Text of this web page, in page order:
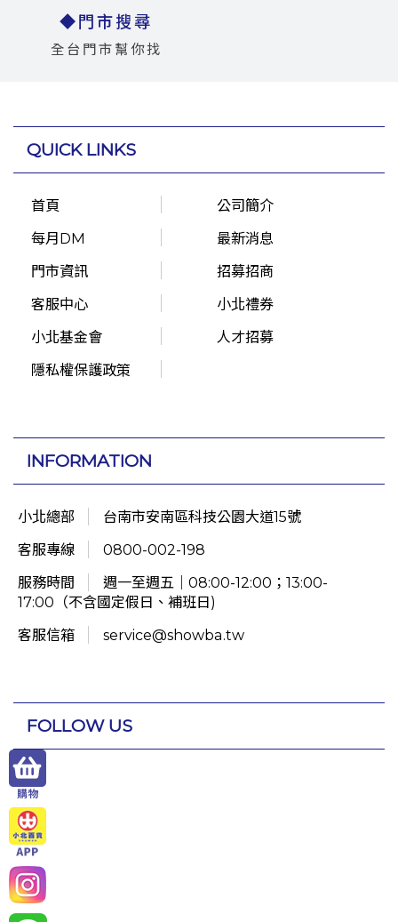
◆門市搜尋
全台門市幫你找
QUICK LINKS
首頁
公司簡介
每月DM
最新消息
門市資訊
招募招商
客服中心
小北禮券
小北基金會
人才招募
隱私權保護政策
INFORMATION
小北總部
台南市安南區科技公園大道15號
客服專線
0800-002-198
服務時間
週一至週五｜08:00-12:00；13:00-
17:00（不含國定假日、補班日)
客服信箱
service@showba.tw
FOLLOW US